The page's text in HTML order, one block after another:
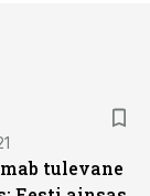
tulevane